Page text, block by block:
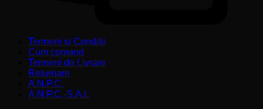
Termeni și Condiții
Cum comand
Termeni de Livrare
Returnare
A.N.P.C.
A.N.P.C.-S.A.L